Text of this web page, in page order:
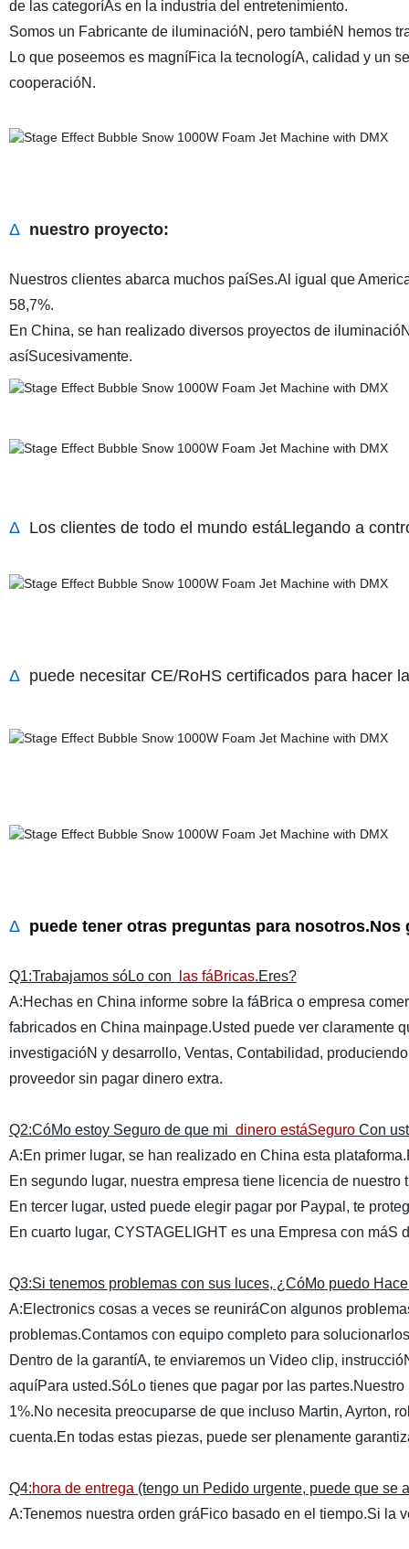
de las categoríAs en la industria del entretenimiento.
Somos un Fabricante de iluminacióN, pero tambiéN hemos
Lo que poseemos es magníFica la tecnologíA, calidad y un
cooperacióN.
Δ nuestro proyecto:
Nuestros clientes abarca muchos paíSes.Al igual que
58,7%.
En China, se han realizado diversos proyectos de
asíSucesivamente.
Δ Los clientes de todo el mundo estáLlegando a
Δ puede necesitar CE/RoHS certificados para hacer
Δ puede tener otras preguntas para
Q1:Trabajamos sóLo con las fáBricas.Eres?
A:Hechas en China informe sobre la fáBrica o empresa
fabricados en China mainpage.Usted puede ver claramente
investigacióN y desarrollo, Ventas, Contabilidad,
proveedor sin pagar dinero extra.
Q2:CóMo estoy Seguro de que mi dinero estáSeguroCon
A:En primer lugar, se han realizado en China esta
En segundo lugar, nuestra empresa tiene licencia de
En tercer lugar, usted puede elegir pagar por Paypal, te
En cuarto lugar, CYSTAGELIGHT es una Empresa con
Q3:Si tenemos problemas con sus luces, ¿CóMo puedo
A:Electronics cosas a veces se reuniráCon algunos
problemas.Contamos con equipo completo para
Dentro de la garantíA, te enviaremos un Video clip,
aquíPara usted.SóLo tienes que pagar por las
1%.No necesita preocuparse de que incluso Martin, Ayrton,
cuenta.En todas estas piezas, puede ser plenamente
Q4:hora de entrega (tengo un Pedido urgente, puede que se
A:Tenemos nuestra orden gráFico basado en el tiempo.Si la